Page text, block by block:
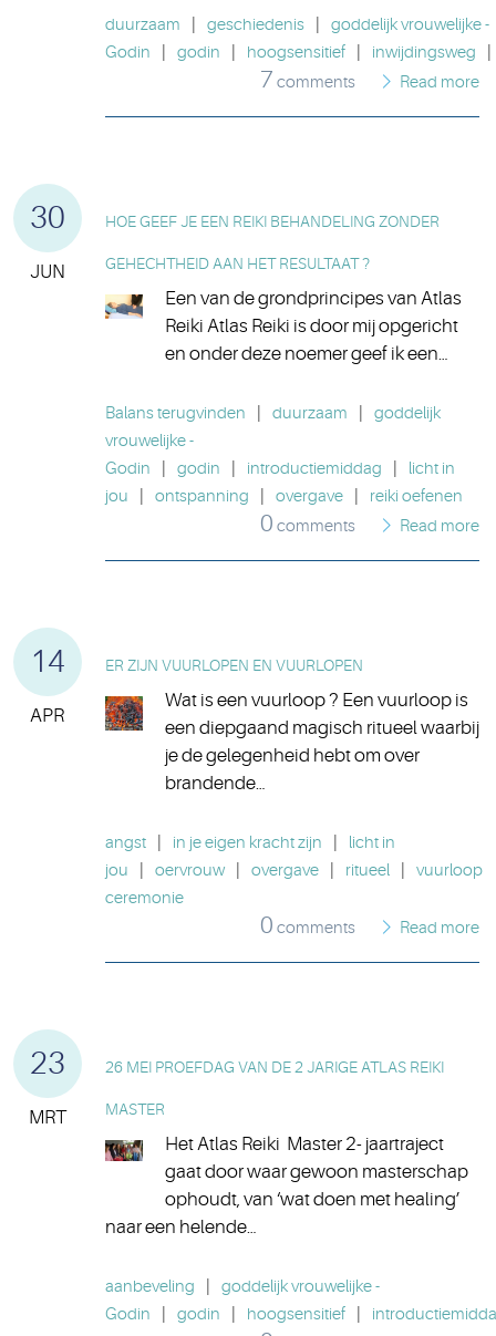
duurzaam geschiedenis
goddelijk vrouwelijke -
Godin
godin hoogsensitief inwijdingsweg
7 comments Read more
30
JUN
HOE GEEF JE EEN REIKI BEHANDELING ZONDER
GEHECHTHEID AAN HET RESULTAAT ?
Een van de grondprincipes van Atlas
Reiki Atlas Reiki is door mij opgericht
en onder deze noemer geef ik een…
Balans terugvinden duurzaam
goddelijk
vrouwelijke -
Godin
godin introductiemiddag
licht in
jou
ontspanning overgave reiki oefenen
0 comments Read more
14
APR
ER ZIJN VUURLOPEN EN VUURLOPEN
Wat is een vuurloop ? Een vuurloop is
een diepgaand magisch ritueel waarbij
je de gelegenheid hebt om over
brandende…
angst in je eigen kracht zijn
licht in
jou
oervrouw overgave ritueel
vuurloop
ceremonie
0 comments Read more
23
MRT
26 MEI PROEFDAG VAN DE 2 JARIGE ATLAS REIKI
MASTER
Het Atlas Reiki Master 2- jaartraject
gaat door waar gewoon masterschap
ophoudt, van ‘wat doen met healing’
naar een helende…
aanbeveling
goddelijk vrouwelijke -
Godin
godin hoogsensitief